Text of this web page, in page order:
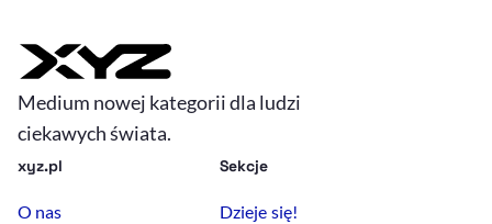
Medium nowej kategorii dla ludzi
ciekawych świata.
xyz.pl
O nas
Sekcje
Dzieje się!